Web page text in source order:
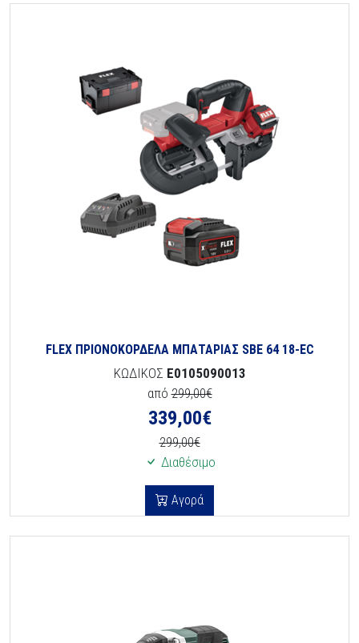
FLEX ΠΡΙΟΝΟΚΟΡΔΕΛΑ ΜΠΑΤΑΡΙΑΣ SBE 64 18-EC
ΚΩΔΙΚΟΣ E0105090013
από299,00€
339,00€
299,00€
Διαθέσιμο
Αγορά